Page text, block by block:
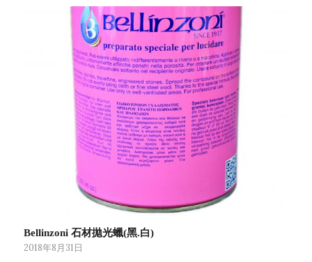
Bellinzoni 石材拋光蠟(黑.白)
2018年8月31日